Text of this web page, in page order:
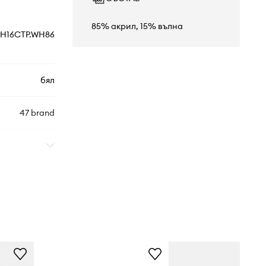
бял
47 brand
85% акрил, 15% вълна